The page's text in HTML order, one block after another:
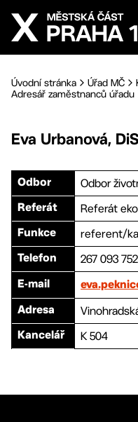
Přejít na hlavní obsah
Úvodní stránka Úřad MČ
Adresář zaměstnanců úřadu
Eva Urbanová,
Odbor Odbor
Referát Referát
Funkce referent/
Telefon 267 093 752
E-mail
Adresa
Kancelář K 504